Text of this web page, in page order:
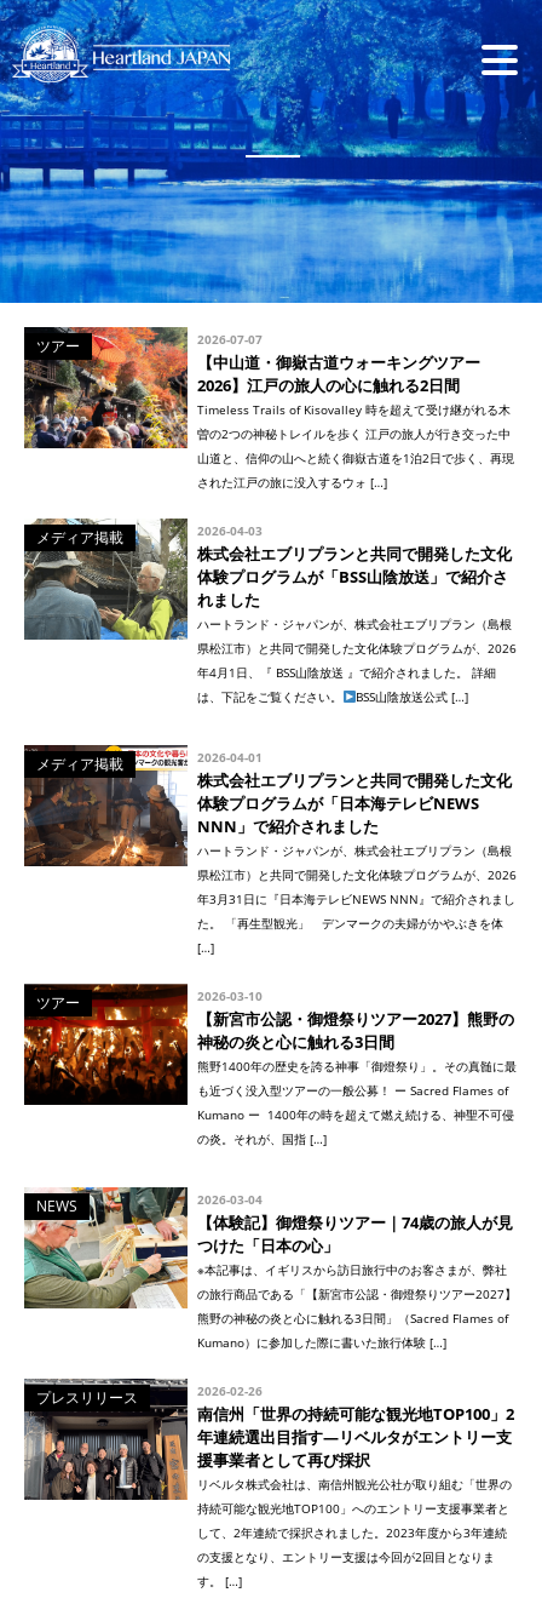
ツアー 2026-07-07
【中山道・御嶽古道ウォーキングツアー
2026】江戸の旅人の心に触れる2日間
Timeless Trails of Kisovalley 時を超えて受け継がれる木
曽の2つの神秘トレイルを歩く 江戸の旅人が行き交った中
山道と、信仰の山へと続く御嶽古道を1泊2日で歩く、再現
された江戸の旅に没入するウォ […]
メディア掲載 2026-04-03
株式会社エブリプランと共同で開発した文化
体験プログラムが「BSS山陰放送」で紹介さ
れました
ハートランド・ジャパンが、株式会社エブリプラン（島根
県松江市）と共同で開発した文化体験プログラムが、2026
年4月1日、『 BSS山陰放送 』で紹介されました。 詳細
は、下記をご覧ください。
BSS山陰放送公式 […]
メディア掲載 2026-04-01
株式会社エブリプランと共同で開発した文化
体験プログラムが「日本海テレビNEWS
NNN」で紹介されました
ハートランド・ジャパンが、株式会社エブリプラン（島根
県松江市）と共同で開発した文化体験プログラムが、2026
年3月31日に『日本海テレビNEWS NNN』で紹介されまし
た。 「再生型観光」 デンマークの夫婦がかやぶきを体
[…]
ツアー 2026-03-10
【新宮市公認・御燈祭りツアー2027】熊野の
神秘の炎と心に触れる3日間
熊野1400年の歴史を誇る神事「御燈祭り」。その真髄に最
も近づく没入型ツアーの一般公募！ ー Sacred Flames of
Kumano ー 1400年の時を超えて燃え続ける、神聖不可侵
の炎。それが、国指 […]
NEWS 2026-03-04
【体験記】御燈祭りツアー｜74歳の旅人が見
つけた「日本の心」
※本記事は、イギリスから訪日旅行中のお客さまが、弊社
の旅行商品である「【新宮市公認・御燈祭りツアー2027】
熊野の神秘の炎と心に触れる3日間」（Sacred Flames of
Kumano）に参加した際に書いた旅行体験 […]
プレスリリース 2026-02-26
南信州「世界の持続可能な観光地TOP100」2
年連続選出目指す—リベルタがエントリー支
援事業者として再び採択
リベルタ株式会社は、南信州観光公社が取り組む「世界の
持続可能な観光地TOP100」へのエントリー支援事業者と
して、2年連続で採択されました。2023年度から3年連続
の支援となり、エントリー支援は今回が2回目となりま
す。 […]